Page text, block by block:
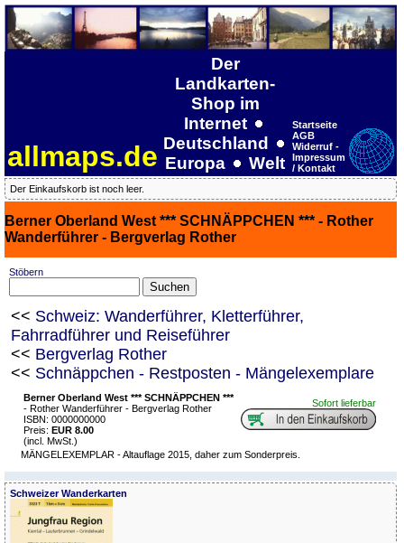
allmaps.de
Der
Landkarten-
Shop im
Internet
Deutschland
Europa
Welt
Startseite
AGB
Widerruf -
Impressum
/ Kontakt
Der Einkaufskorb ist noch leer.
Berner Oberland West *** SCHNÄPPCHEN *** - Rother
Wanderführer - Bergverlag Rother
Stöbern
<< Schweiz: Wanderführer, Kletterführer,
Fahrradführer und Reiseführer
<< Bergverlag Rother
<< Schnäppchen - Restposten - Mängelexemplare
Berner Oberland West *** SCHNÄPPCHEN ***
- Rother Wanderführer - Bergverlag Rother
ISBN: 0000000000
Preis: EUR 8.00
(incl. MwSt.)
Sofort lieferbar
MÄNGELEXEMPLAR - Altauflage 2015, daher zum Sonderpreis.
Schweizer Wanderkarten